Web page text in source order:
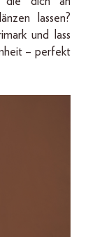
lassen?
und lass
– perfekt